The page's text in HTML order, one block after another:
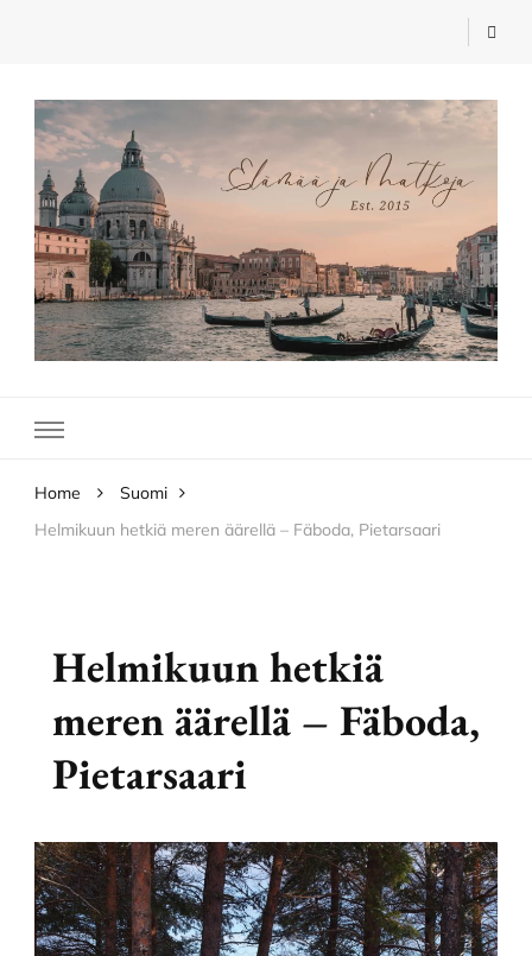
Elämää ja Matkoja
Home
Suomi
Helmikuun hetkiä meren äärellä – Fäboda, Pietarsaari
Helmikuun hetkiä
meren äärellä – Fäboda,
Pietarsaari